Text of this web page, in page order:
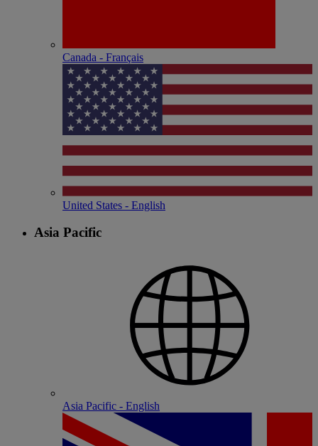
Canada - Français
United States - English
Asia Pacific
Asia Pacific - English